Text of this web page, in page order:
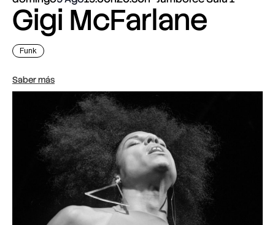
Gigi McFarlane
Funk
Saber más